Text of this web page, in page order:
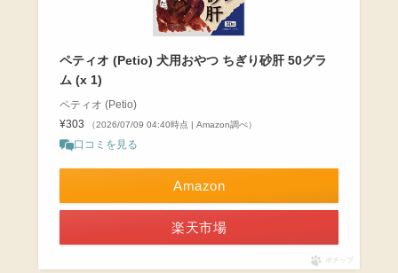
ペティオ (Petio) 犬用おやつ ちぎり砂肝 50グラ
ム (x 1)
ペティオ (Petio)
¥303
（2026/07/09 04:40時点 | Amazon調べ）
口コミを見る
Amazon
楽天市場
ポチップ